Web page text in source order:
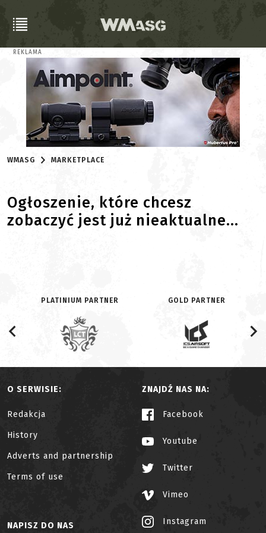
REKLAMA
WMASG MARKETPLACE
Ogłoszenie, które chcesz
zobaczyć jest już nieaktualne...
PLATINIUM PARTNER GOLD PARTNER
O SERWISIE:
Redakcja
History
Adverts and partnership
Terms of use
ZNAJDŹ NAS NA:
Facebook
Youtube
Twitter
Vimeo
Instagram
NAPISZ DO NAS